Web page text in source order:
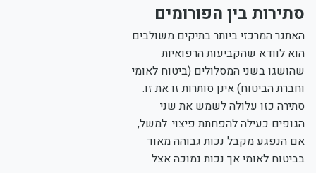
סתירות בין הפורומים
האתגר המרכזי ביותר בתיקים משולבים
הוא לוודא שהקביעות הרפואיות
שהושגו בשני המסלולים (ביטוח לאומי
וחברת הביטוח) אינן סותרות זו את זו.
סתירה כזו עלולה לשמש את שני
הגופים כעילה להפחתת פיצוי. למשל,
אם הנפגע מקבל נכות גבוהה מאוד
בביטוח לאומי אך נכות נמוכה אצל